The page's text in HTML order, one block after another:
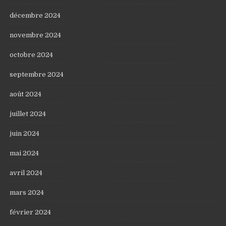
décembre 2024
novembre 2024
octobre 2024
septembre 2024
août 2024
juillet 2024
juin 2024
mai 2024
avril 2024
mars 2024
février 2024